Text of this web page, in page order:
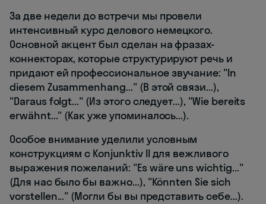
За две недели до встречи мы провели
интенсивный курс делового немецкого.
Основной акцент был сделан на фразах-
коннекторах, которые структурируют речь и
придают ей профессиональное звучание: "In
diesem Zusammenhang..." (В этой связи...),
"Daraus folgt..." (Из этого следует...), "Wie bereits
erwähnt..." (Как уже упоминалось...).
Особое внимание уделили условным
конструкциям с Konjunktiv II для вежливого
выражения пожеланий: "Es wäre uns wichtig..."
(Для нас было бы важно...), "Könnten Sie sich
vorstellen..." (Могли бы вы представить себе...).